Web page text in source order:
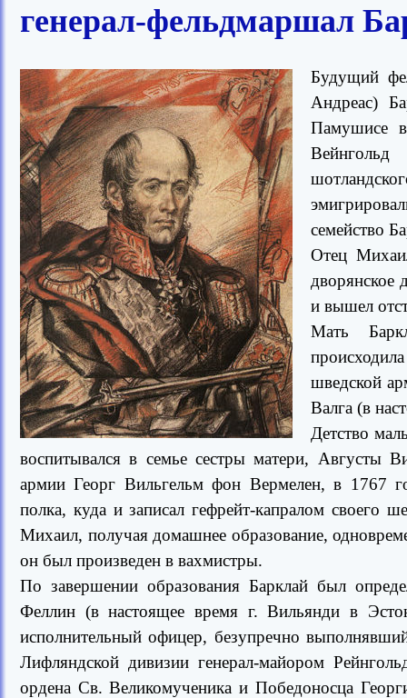
генерал-фельдмаршал
Будущий
Андреас)
Памушисе
семейство
Отец
дворянское
и вышел
Мать
шведской
Валга (в
Детство
воспитывался в семье сестры матери, Августы
армии Георг Вильгельм фон Вермелен, в 1767
полка, куда и записал гефрейт-капралом своего
Михаил, получая домашнее образование,
он был произведен в вахмистры.
По завершении образования Барклай был
Феллин (в настоящее время г. Вильянди в
исполнительный офицер, безупречно
Лифляндской дивизии генерал-майором
ордена Св. Великомученика и Победоносца